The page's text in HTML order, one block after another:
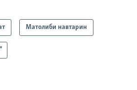
Матолиби навтарин